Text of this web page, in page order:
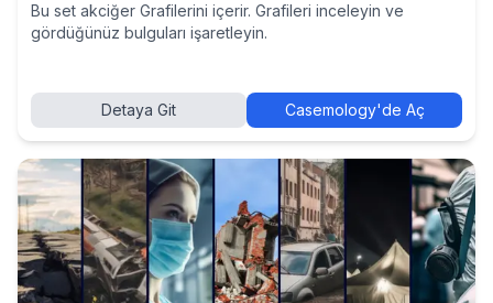
Bu set akciğer Grafilerini içerir. Grafileri inceleyin ve
gördüğünüz bulguları işaretleyin.
Detaya Git Casemology'de Aç